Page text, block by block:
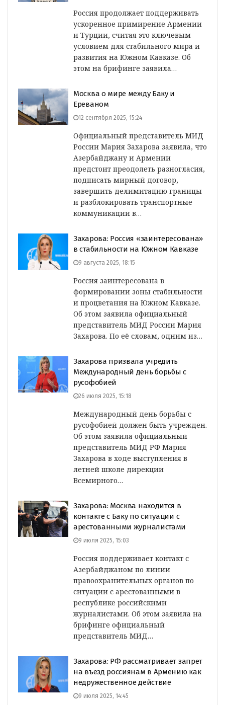
Россия продолжает поддерживать
ускоренное примирение Армении
и Турции, считая это ключевым
условием для стабильного мира и
развития на Южном Кавказе. Об
этом на брифинге заявила…
Москва о мире между Баку и
Ереваном
12 сентября 2025, 15:24
Официальный представитель МИД
России Мария Захарова заявила, что
Азербайджану и Армении
предстоит преодолеть разногласия,
подписать мирный договор,
завершить делимитацию границы
и разблокировать транспортные
коммуникации в…
Захарова: Россия «заинтересована»
в стабильности на Южном Кавказе
9 августа 2025, 18:15
Россия заинтересована в
формировании зоны стабильности
и процветания на Южном Кавказе.
Об этом заявила официальный
представитель МИД России Мария
Захарова. По её словам, одним из…
Захарова призвала учредить
Международный день борьбы с
русофобией
26 июля 2025, 15:18
Международный день борьбы с
русофобией должен быть учрежден.
Об этом заявила официальный
представитель МИД РФ Мария
Захарова в ходе выступления в
летней школе дирекции
Всемирного…
Захарова: Москва находится в
контакте с Баку по ситуации с
арестованными журналистами
9 июля 2025, 15:03
Россия поддерживает контакт с
Азербайджаном по линии
правоохранительных органов по
ситуации с арестованными в
республике российскими
журналистами. Об этом заявила на
брифинге официальный
представитель МИД…
Захарова: РФ рассматривает запрет
на въезд россиянам в Армению как
недружественное действие
9 июля 2025, 14:45